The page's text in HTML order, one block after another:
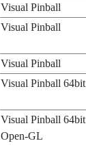
Visual Pinball
Visual Pinball
Visual Pinball
Visual Pinball 64bit
Visual Pinball 64bit
Open-GL